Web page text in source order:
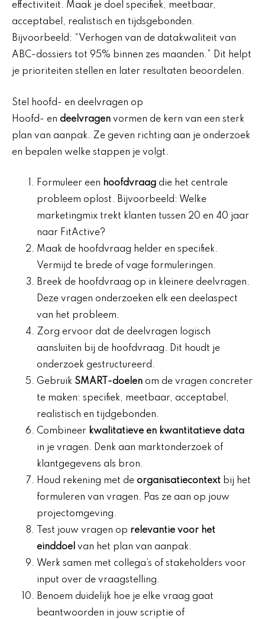
effectiviteit. Maak je doel specifiek, meetbaar,
acceptabel, realistisch en tijdsgebonden.
Bijvoorbeeld: “Verhogen van de datakwaliteit van
ABC-dossiers tot 95% binnen zes maanden.” Dit helpt
je prioriteiten stellen en later resultaten beoordelen.
Stel hoofd- en deelvragen op
Hoofd- en deelvragen vormen de kern van een sterk
plan van aanpak. Ze geven richting aan je onderzoek
en bepalen welke stappen je volgt.
Formuleer een hoofdvraag die het centrale
probleem oplost. Bijvoorbeeld: Welke
marketingmix trekt klanten tussen 20 en 40 jaar
naar FitActive?
Maak de hoofdvraag helder en specifiek.
Vermijd te brede of vage formuleringen.
Breek de hoofdvraag op in kleinere deelvragen.
Deze vragen onderzoeken elk een deelaspect
van het probleem.
Zorg ervoor dat de deelvragen logisch
aansluiten bij de hoofdvraag. Dit houdt je
onderzoek gestructureerd.
Gebruik SMART-doelen om de vragen concreter
te maken: specifiek, meetbaar, acceptabel,
realistisch en tijdgebonden.
Combineer kwalitatieve en kwantitatieve data
in je vragen. Denk aan marktonderzoek of
klantgegevens als bron.
Houd rekening met de organisatiecontext bij het
formuleren van vragen. Pas ze aan op jouw
projectomgeving.
Test jouw vragen op relevantie voor het
einddoel van het plan van aanpak.
Werk samen met collega’s of stakeholders voor
input over de vraagstelling.
Benoem duidelijk hoe je elke vraag gaat
beantwoorden in jouw scriptie of